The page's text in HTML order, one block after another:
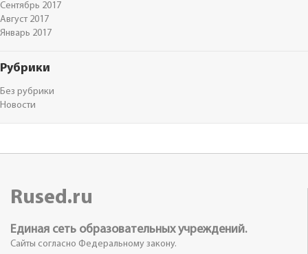
Сентябрь 2017
Август 2017
Январь 2017
Рубрики
Без рубрики
Новости
Rused.ru
Единая сеть образовательных учреждений.
Сайты согласно Федеральному закону.